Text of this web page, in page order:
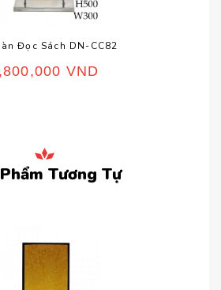
Đọc Sách DN-CC82
VND
Tương Tự